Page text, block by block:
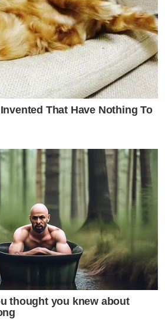
That Have Nothing To
thought you knew about